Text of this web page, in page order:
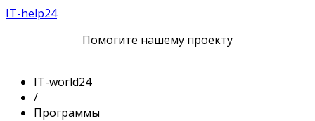
IT-help24
Помогите нашему проекту
IT-world24
/
Программы